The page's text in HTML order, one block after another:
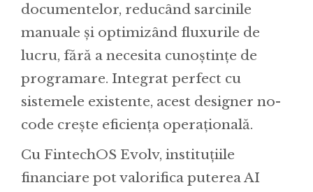
documentelor, reducând sarcinile
manuale și optimizând fluxurile de
lucru, fără a necesita cunoștințe de
programare. Integrat perfect cu
sistemele existente, acest designer no-
code crește eficiența operațională.
Cu FintechOS Evolv, instituțiile
financiare pot valorifica puterea AI